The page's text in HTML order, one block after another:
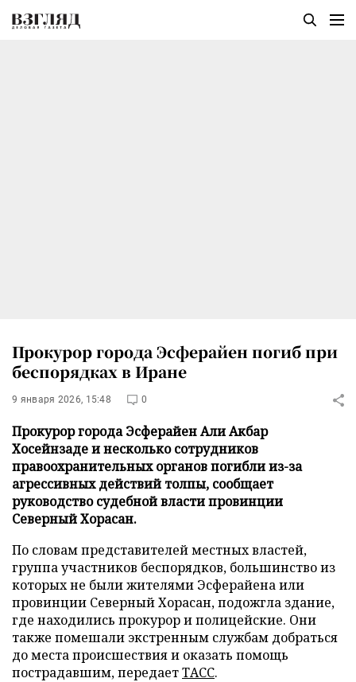
Прокурор города Эсферайен погиб при
беспорядках в Иране
9 января 2026, 15:48 0
Прокурор города Эсферайен Али Акбар
Хосейнзаде и несколько сотрудников
правоохранительных органов погибли из-за
агрессивных действий толпы, сообщает
руководство судебной власти провинции
Северный Хорасан.
По словам представителей местных властей,
группа участников беспорядков, большинство из
которых не были жителями Эсферайена или
провинции Северный Хорасан, подожгла здание,
где находились прокурор и полицейские. Они
также помешали экстренным службам добраться
до места происшествия и оказать помощь
пострадавшим, передаетТАСС.